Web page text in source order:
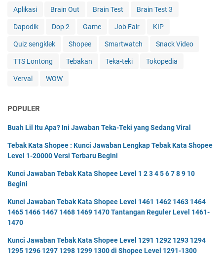
Aplikasi Brain Out Brain Test Brain Test 3
Dapodik Dop 2 Game Job Fair KIP
Quiz sengklek Shopee Smartwatch Snack Video
TTS Lontong Tebakan Teka-teki Tokopedia
Verval WOW
POPULER
Buah Lil Itu Apa? Ini Jawaban Teka-Teki yang Sedang Viral
Tebak Kata Shopee : Kunci Jawaban Lengkap Tebak Kata Shopee
Level 1-20000 Versi Terbaru Begini
Kunci Jawaban Tebak Kata Shopee Level 1 2 3 4 5 6 7 8 9 10
Begini
Kunci Jawaban Tebak Kata Shopee Level 1461 1462 1463 1464
1465 1466 1467 1468 1469 1470 Tantangan Reguler Level 1461-
1470
Kunci Jawaban Tebak Kata Shopee Level 1291 1292 1293 1294
1295 1296 1297 1298 1299 1300 di Shopee Level 1291-1300